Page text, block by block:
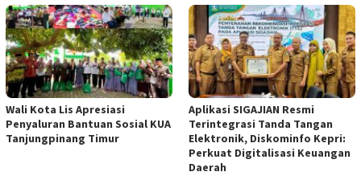
Wali Kota Lis Apresiasi
Penyaluran Bantuan Sosial KUA
Tanjungpinang Timur
Aplikasi SIGAJIAN Resmi
Terintegrasi Tanda Tangan
Elektronik, Diskominfo Kepri:
Perkuat Digitalisasi Keuangan
Daerah